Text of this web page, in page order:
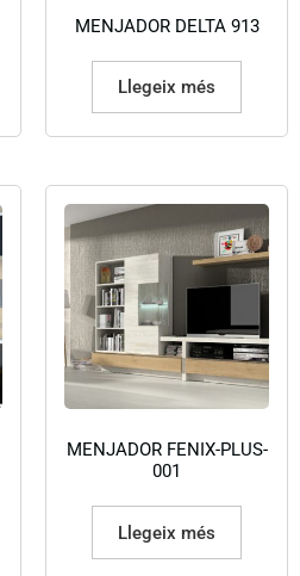
MENJADOR DELTA 913
Llegeix més
MENJADOR FENIX-PLUS-
001
Llegeix més